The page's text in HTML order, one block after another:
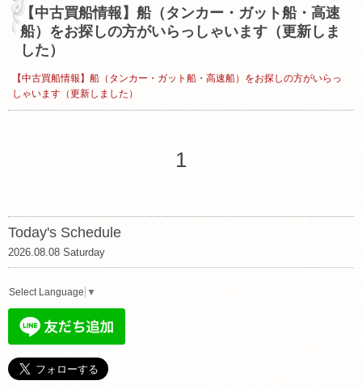
【中古買船情報】船（タンカー・ガット船・高速
船）をお探しの方がいらっしゃいます（更新しま
した）
【中古買船情報】船（タンカー・ガット船・高速船）をお探しの方がいらっ
しゃいます（更新しました）
1
Today's Schedule
2026.08.08 Saturday
Select Language ▼